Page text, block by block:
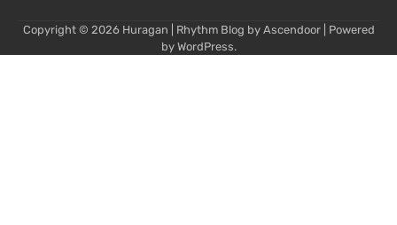
Copyright © 2026 Huragan | Rhythm Blog by Ascendoor| Powered
by WordPress.